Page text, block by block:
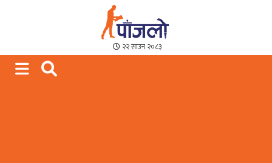
Paajalo News
We are from Far West Nepal
२२ साउन २०८३